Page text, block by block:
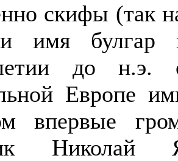
скифы (так
имя
до н.э.
Европе
впервые
Николай